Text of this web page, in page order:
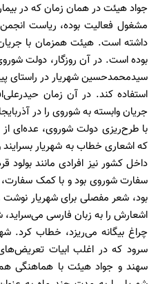
جواد هیئت در همان زمان که در
مشغول فعالیت بوده، ریاست انجمن
داشته است. هیئت همزمان با
بوده است. در آن روزگار، دولت
سیدمحمدحسین شهریار در راستای
استفاده کند. در آن زمان
جریان وابسته به شوروی را در
با طرح‌ریزی دولت شوروی، عده‌ای
که اشعاری خطاب به شهریار بسرایند
داخل کشور نیز افرادی مانند بولود
سفارت شوروی بود و با کمک سفارت،
بود، شعر مفصلی برای شهریار نوشت
اشعارش را به زبان فارسی
چراغ بیگانه می‌ریزد، خطاب کرد.
سرود که در اغلب ابیات
سهند و جواد هیئت با هماهنگی هم